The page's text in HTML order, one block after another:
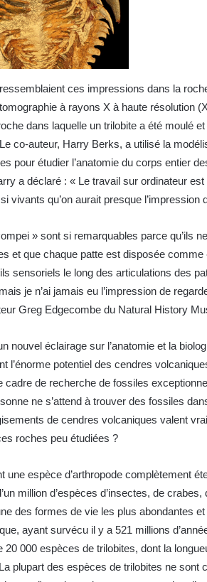
ces impressions dans la
à rayons X à haute résolution
dans laquelle un trilobite a été moulé
co-auteur, Harry Berks, a utilisé la
pour étudier l’anatomie du corps entier
a déclaré : « Le travail sur ordinateur
vivants qu’on aurait presque
» sont si remarquables parce qu’ils
et que chaque patte est disposée
sensoriels le long des articulations des
je n’ai jamais eu l’impression de
Greg Edgecombe du Natural History
nouvel éclairage sur l’anatomie et la
l’énorme potentiel des cendres
cadre de recherche de fossiles
ne s’attend à trouver des fossiles
de cendres volcaniques valent
roches peu étudiées ?
une espèce d’arthropode complètement
million d’espèces d’insectes, de
des formes de vie les plus abondantes
ayant survécu il y a 521 millions
20 000 espèces de trilobites, dont la
plupart des espèces de trilobites ne sont